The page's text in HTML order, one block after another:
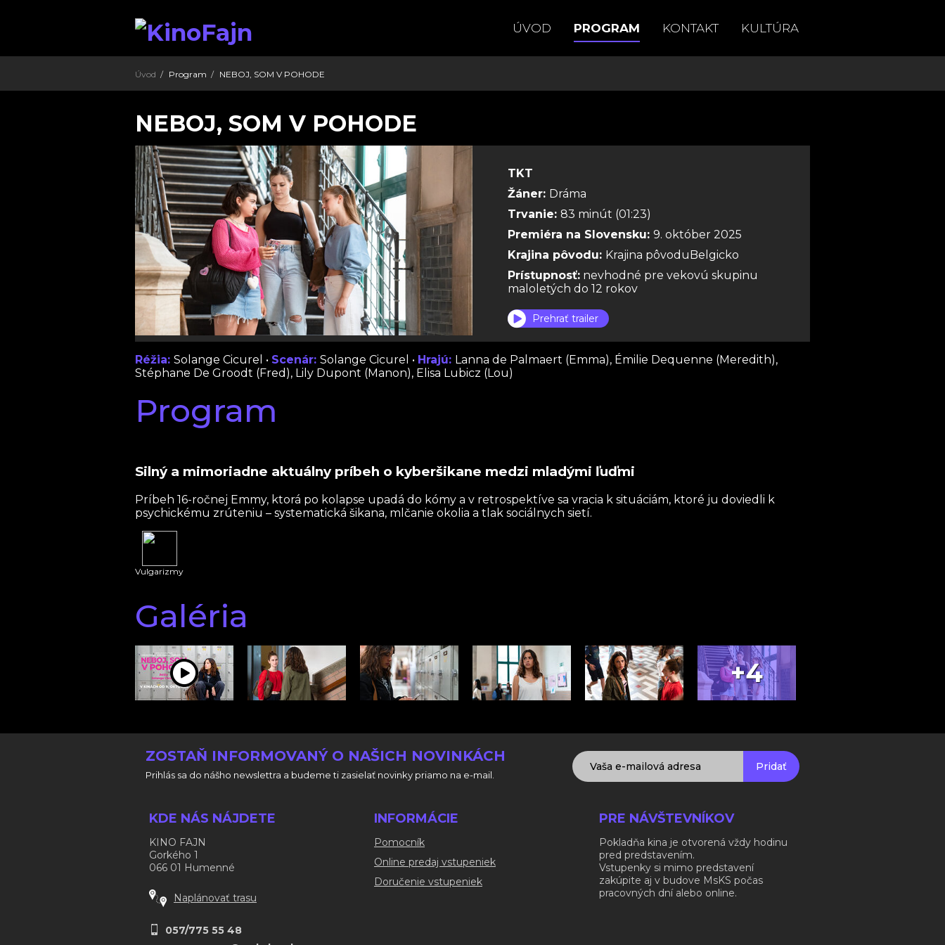
ÚVOD PROGRAM KONTAKT KULTÚRA
Úvod Program NEBOJ, SOM V POHODE
NEBOJ, SOM V POHODE
TKT
Žáner: Dráma
Trvanie: 83 minút (01:23)
Premiéra na Slovensku: 9. október 2025
Krajina pôvodu: Krajina pôvoduBelgicko
Prístupnosť: nevhodné pre vekovú skupinu
maloletých do 12 rokov
Prehrať trailer
Réžia: Solange Cicurel • Scenár: Solange Cicurel • Hrajú: Lanna de Palmaert (Emma), Émilie Dequenne (Meredith),
Stéphane De Groodt (Fred), Lily Dupont (Manon), Elisa Lubicz (Lou)
Program
Silný a mimoriadne aktuálny príbeh o kyberšikane medzi mladými ľuďmi
Príbeh 16-ročnej Emmy, ktorá po kolapse upadá do kómy a v retrospektíve sa vracia k situáciám, ktoré ju doviedli k
psychickému zrúteniu – systematická šikana, mlčanie okolia a tlak sociálnych sietí.
Vulgarizmy
Galéria
+4
ZOSTAŇ INFORMOVANÝ O NAŠICH NOVINKÁCH
Prihlás sa do nášho newslettra a budeme ti zasielať novinky priamo na e-mail.
Pridať
KDE NÁS NÁJDETE
KINO FAJN
Gorkého 1
066 01 Humenné
Naplánovať trasu
057/775 55 48
INFORMÁCIE
Pomocník
Online predaj vstupeniek
Doručenie vstupeniek
PRE NÁVŠTEVNÍKOV
Pokladňa kina je otvorená vždy hodinu
pred predstavením.
Vstupenky si mimo predstavení
zakúpite aj v budove MsKS počas
pracovných dní alebo online.